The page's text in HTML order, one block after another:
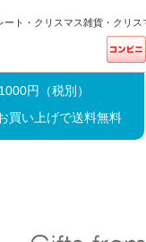
ト・クリスマス雑貨・クリ
円（税別）
買い上げで送料無料